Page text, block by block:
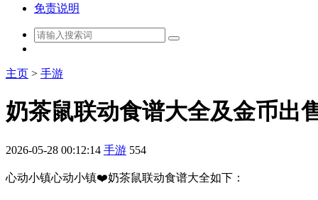
免责说明
主页 > 手游
奶茶鼠联动食谱大全及金币出
2026-05-28 00:12:14 手游 554
心动小镇心动小镇❤️奶茶鼠联动食谱大全如下：